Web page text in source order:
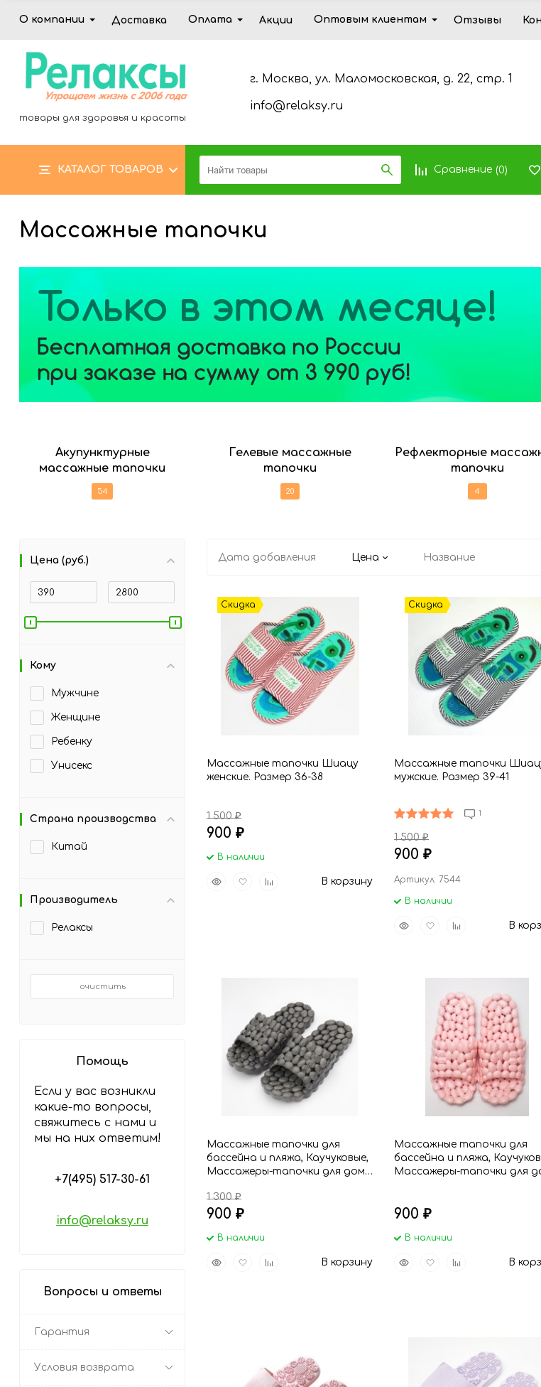
О компании Доставка Оплата Акции Оптовым клиентам Отзывы
товары для здоровья и красоты
г. Москва, ул. Маломосковская, д. 22, стр. 1
info@relaksy.ru
КАТАЛОГ ТОВАРОВ Сравнение (0)
Массажные тапочки
54
Акупунктурные
массажные тапочки
20
Гелевые массажные
тапочки
4
Рефлекторные
тапочки
Цена (руб.)
Кому
Мужчине
Женщине
Ребенку
Унисекс
Страна производства
Китай
Производитель
Релаксы
очистить
Помощь
Если у вас возникли
какие-то вопросы,
свяжитесь с нами и
мы на них ответим!
+7(495) 517-30-61
info@relaksy.ru
Вопросы и ответы
Гарантия
Условия возврата
Дата добавления Цена Название
Скидка
Массажные тапочки Шиацу
женские. Размер 36-38
1 500₽
900 ₽
В наличии
БыстрыйДобавитьДобавить
В корзину
Скидка
Массажные тапочки
мужские. Размер 39-41
1
1 500₽
900 ₽
Артикул: 7544
В наличии
БыстрыйДобавитьДобавить
В
Массажные тапочки для
бассейна и пляжа, Каучуковые,
Массажеры-тапочки для дома
1 300₽
900 ₽
В наличии
БыстрыйДобавитьДобавить
В корзину
Массажные тапочки для
бассейна и пляжа,
Массажеры-тапочки для
900 ₽
В наличии
БыстрыйДобавитьДобавить
В